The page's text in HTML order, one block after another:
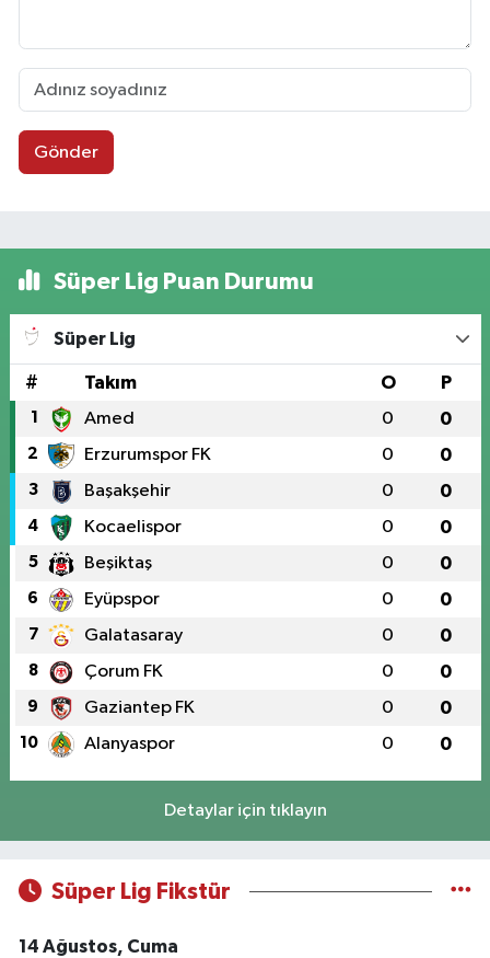
Gönder
Süper Lig Puan Durumu
Süper Lig
# Takım O P
1 Amed 0 0
2 Erzurumspor FK 0 0
3 Başakşehir 0 0
4 Kocaelispor 0 0
5 Beşiktaş 0 0
6 Eyüpspor 0 0
7 Galatasaray 0 0
8 Çorum FK 0 0
9 Gaziantep FK 0 0
10 Alanyaspor 0 0
Detaylar için tıklayın
Süper Lig Fikstür
14 Ağustos, Cuma